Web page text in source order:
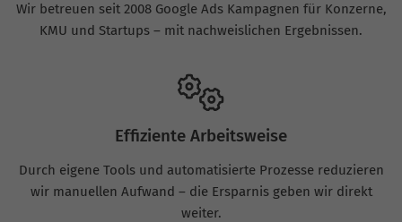
Wir betreuen seit 2008 Google Ads Kampagnen für Konzerne,
KMU und Startups – mit nachweislichen Ergebnissen.
Effiziente Arbeitsweise
Durch eigene Tools und automatisierte Prozesse reduzieren
wir manuellen Aufwand – die Ersparnis geben wir direkt
weiter.